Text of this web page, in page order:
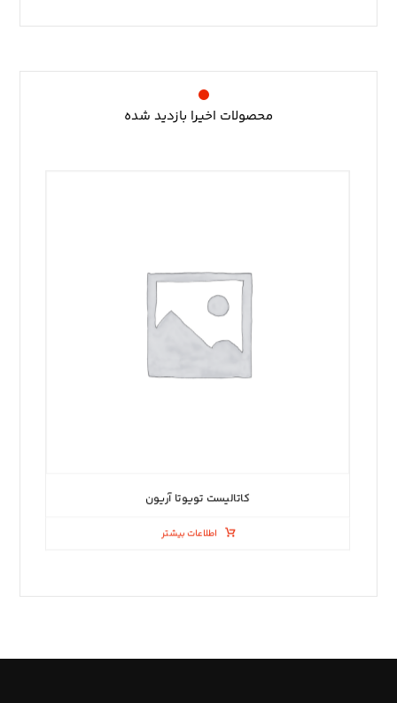
محصولات اخیرا بازدید شده
کاتالیست تویوتا آریون
اطلاعات بیشتر